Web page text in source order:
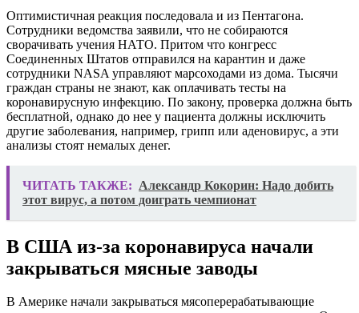
Оптимистичная реакция последовала и из Пентагона.
Сотрудники ведомства заявили, что не собираются
сворачивать учения НАТО. Притом что конгресс
Соединенных Штатов отправился на карантин и даже
сотрудники NASA управляют марсоходами из дома. Тысячи
граждан страны не знают, как оплачивать тесты на
коронавирусную инфекцию. По закону, проверка должна быть
бесплатной, однако до нее у пациента должны исключить
другие заболевания, например, грипп или аденовирус, а эти
анализы стоят немалых денег.
ЧИТАТЬ ТАКЖЕ: Александр Кокорин: Надо добить
этот вирус, а потом доиграть чемпионат
В США из-за коронавируса начали
закрываться мясные заводы
В Америке начали закрываться мясоперерабатывающие